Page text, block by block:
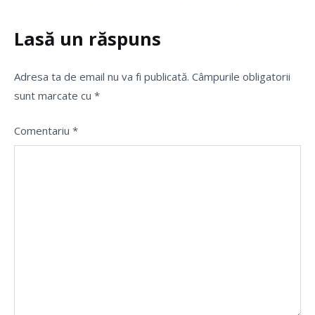
Lasă un răspuns
Adresa ta de email nu va fi publicată. Câmpurile obligatorii
sunt marcate cu *
Comentariu *